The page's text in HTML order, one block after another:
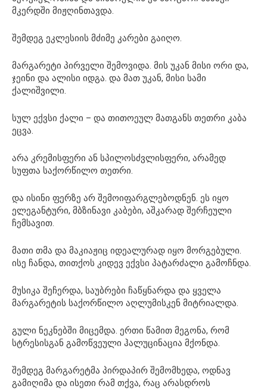
მკერდში მიჟღინთავდა.
შემდეგ ეკლესიის მძიმე კარები გაიღო.
მარგარეტი პირველი შემოვიდა. მის უკან მისი ორი და,
ჯეინი და ალისი იდგა. და მათ უკან, მისი სამი
ქალიშვილი.
სულ ექვსი ქალი – და თითოეულ მათგანს თეთრი კაბა
ეცვა.
არა კრემისფერი ან სპილოსძვლისფერი, არამედ
სუფთა საქორწილო თეთრი.
და ისინი ფერზე არ შემოიფარგლებოდნენ. ეს იყო
ელეგანტური, მბზინავი კაბები, აშკარად შერჩეული
ჩემსავით.
მათი თმა და მაკიაჟიც იდეალურად იყო მორგებული.
ისე ჩანდა, თითქოს კიდევ ექვსი პატარძალი გამოჩნდა.
მუსიკა შეჩერდა, საუბრები ჩაწყნარდა და ყველა
მარგარეტის საქორწილო აღლუმისკენ მიტრიალდა.
გული ნეკნებში მიცემდა. ერთი წამით მეგონა, რომ
სტრესისგან გამოწვეული ჰალუცინაცია მქონდა.
შემდეგ მარგარეტმა პირდაპირ შემომხედა, ოდნავ
გამიღიმა და ისეთი რამ თქვა, რაც არასდროს